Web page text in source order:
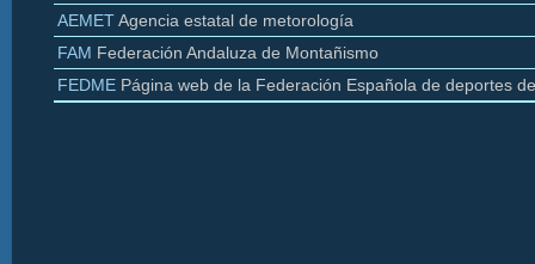
AEMETAgencia estatal de metorología
FAM Federación Andaluza de Montañismo
FEDME Página web de la Federación Española de deportes